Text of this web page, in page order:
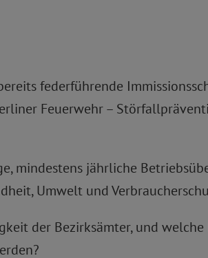
federführende
Feuerwehr –
mindestens jährliche
Umwelt und
der Bezirksämter, und